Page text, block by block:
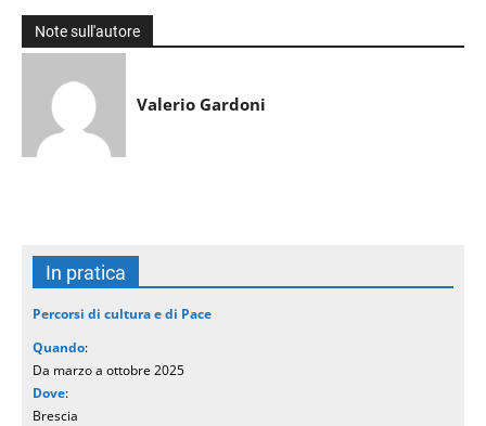
Note sull'autore
Valerio Gardoni
In pratica
Percorsi di cultura e di Pace
Quando:
Da marzo a ottobre 2025
Dove:
Brescia